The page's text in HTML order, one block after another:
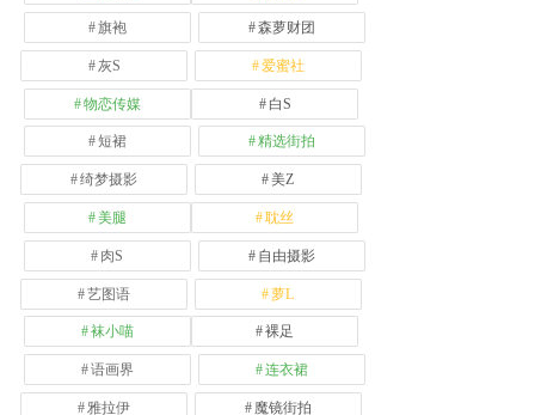
旗袍 森萝财团
灰S 爱蜜社
物恋传媒 白S
短裙 精选街拍
绮梦摄影 美Z
美腿 耽丝
肉S 自由摄影
艺图语 萝L
袜小喵 裸足
语画界 连衣裙
雅拉伊 魔镜街拍